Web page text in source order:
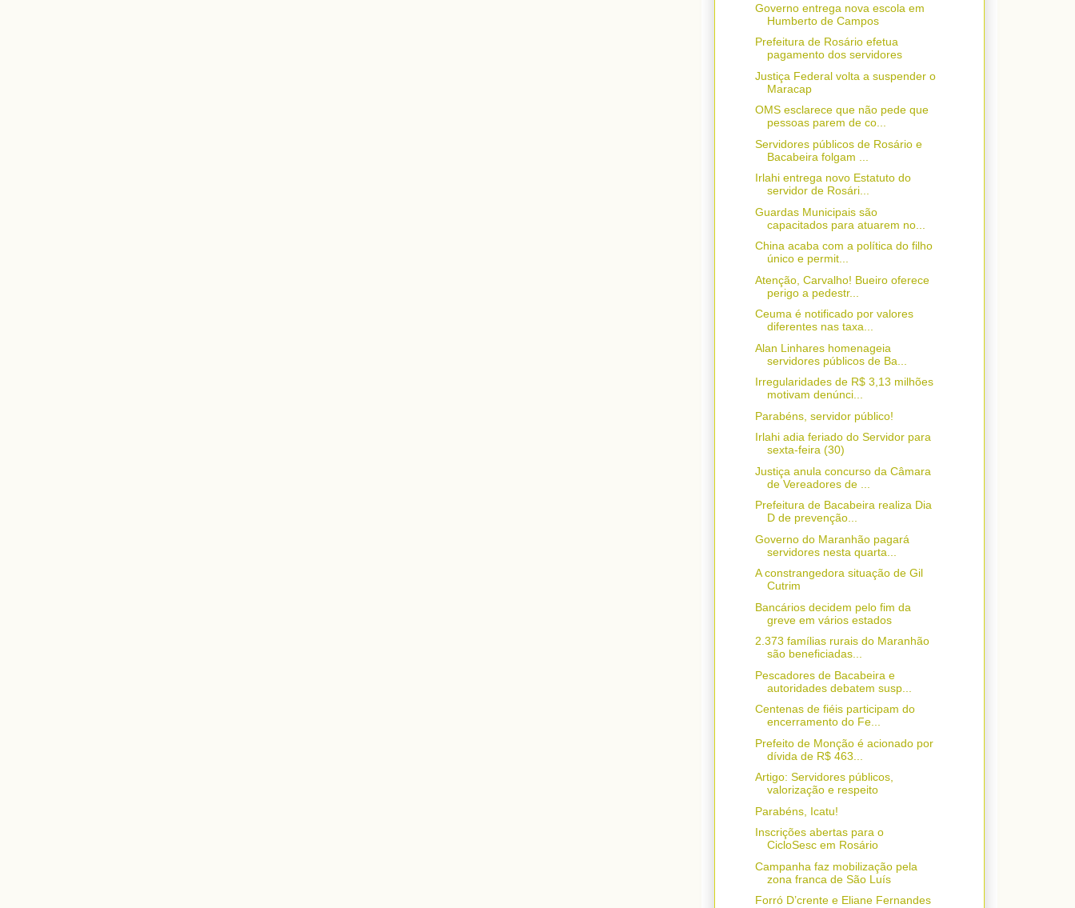
Governo entrega nova escola em
Humberto de Campos
Prefeitura de Rosário efetua
pagamento dos servidores
Justiça Federal volta a suspender o
Maracap
OMS esclarece que não pede que
pessoas parem de co...
Servidores públicos de Rosário e
Bacabeira folgam ...
Irlahi entrega novo Estatuto do
servidor de Rosári...
Guardas Municipais são
capacitados para atuarem no...
China acaba com a política do filho
único e permit...
Atenção, Carvalho! Bueiro oferece
perigo a pedestr...
Ceuma é notificado por valores
diferentes nas taxa...
Alan Linhares homenageia
servidores públicos de Ba...
Irregularidades de R$ 3,13 milhões
motivam denúnci...
Parabéns, servidor público!
Irlahi adia feriado do Servidor para
sexta-feira (30)
Justiça anula concurso da Câmara
de Vereadores de ...
Prefeitura de Bacabeira realiza Dia
D de prevenção...
Governo do Maranhão pagará
servidores nesta quarta...
A constrangedora situação de Gil
Cutrim
Bancários decidem pelo fim da
greve em vários estados
2.373 famílias rurais do Maranhão
são beneficiadas...
Pescadores de Bacabeira e
autoridades debatem susp...
Centenas de fiéis participam do
encerramento do Fe...
Prefeito de Monção é acionado por
dívida de R$ 463...
Artigo: Servidores públicos,
valorização e respeito
Parabéns, Icatu!
Inscrições abertas para o
CicloSesc em Rosário
Campanha faz mobilização pela
zona franca de São Luís
Forró D’crente e Eliane Fernandes